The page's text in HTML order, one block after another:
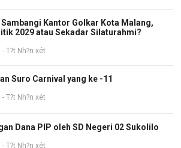
Sambangi Kantor Golkar Kota Malang,
2029 atau Sekadar Silaturahmi?
T?t Nh?n xét
Suro Carnival yang ke -11
T?t Nh?n xét
Dana PIP oleh SD Negeri 02 Sukolilo
T?t Nh?n xét